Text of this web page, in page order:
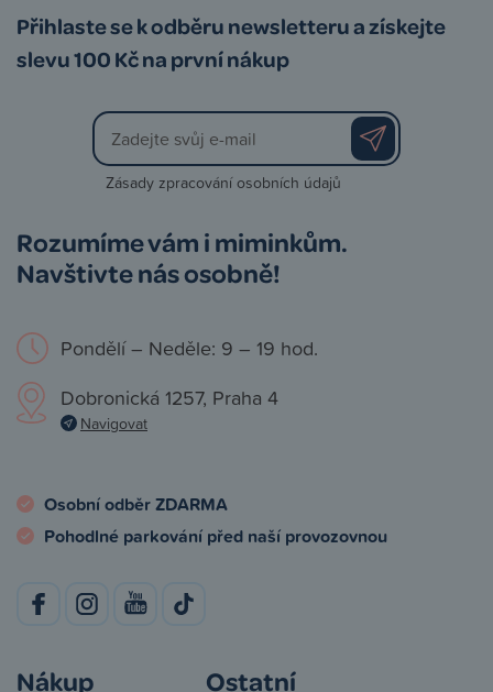
Přihlaste se k odběru newsletteru a získejte
slevu 100 Kč na první nákup
Zásady zpracování osobních údajů
Rozumíme vám i miminkům.
Navštivte nás osobně!
Pondělí – Neděle: 9 – 19 hod.
Dobronická 1257, Praha 4
Navigovat
Osobní odběr ZDARMA
Pohodlné parkování před naší provozovnou
Nákup Ostatní